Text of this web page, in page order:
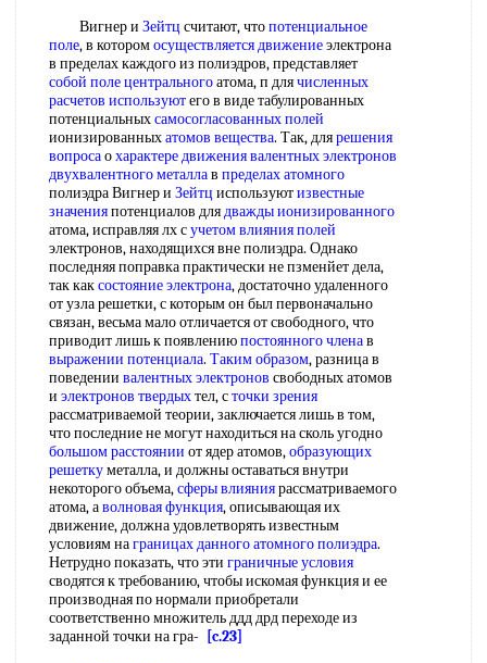
Вигнер и Зейтц считают, чтопотенциальное
поле, в которомосуществляется движениеэлектрона
в пределах каждого из полиэдров, представляет
собой поле центральногоатома, п длячисленных
расчетов используютего в виде табулированных
потенциальныхсамосогласованных полей
ионизированныхатомов вещества. Так, длярешения
вопросаохарактере движениявалентных электронов
двухвалентного металлав пределах атомного
полиэдра Вигнер и Зейтц используютизвестные
значенияпотенциалов длядважды ионизированного
атома, исправляя лх сучетом влияния полей
электронов, находящихся вне полиэдра. Однако
последняя поправка практически не пзменйет дела,
так каксостояние электрона, достаточно удаленного
от узла решетки, с которым он был первоначально
связан, весьма мало отличается от свободного, что
приводит лишь к появлениюпостоянного членав
выражении потенциала. Таким образом, разница в
поведении валентных электронов свободных атомов
и электронов твердыхтел, сточки зрения
рассматриваемой теории, заключается лишь в том,
что последние не могут находиться на сколь угодно
большом расстоянии от ядер атомов,образующих
решеткуметалла, и должны оставаться внутри
некоторого объема,сферы влияниярассматриваемого
атома, аволновая функция, описывающая их
движение, должна удовлетворять известным
условиям награницах данногоатомного полиэдра.
Нетрудно показать, что эти граничные условия
сводятся к требованию, чтобы искомая функция и ее
производная по нормали приобретали
соответственно множитель ддд дрд переходе из
заданной точки на гра-
[c.23]